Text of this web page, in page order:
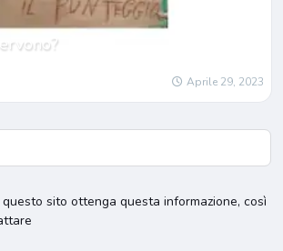
Aprile 29, 2023
sito ottenga questa informazione, così